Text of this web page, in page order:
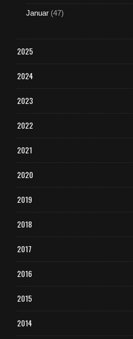
Januar (47)
2025
2024
2023
2022
2021
2020
2019
2018
2017
2016
2015
2014